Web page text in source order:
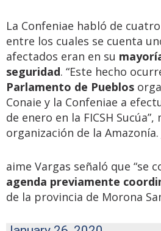
La Confeniae habló de cuatro
entre los cuales se cuenta
afectados eran en su
seguridad. “Este hecho
Parlamento de Pueblos
Conaie y la Confeniae a
de enero en la FICSH
organización de la Amazonía.
aime Vargas señaló que “se
agenda previamente
de la provincia de Morona